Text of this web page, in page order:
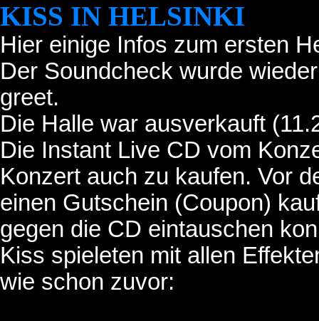
KISS IN HELSINKI
Hier einige Infos zum ersten
Der Soundcheck wurde
greet.
Die Halle war ausverkauft
Die Instant Live CD vom
Konzert auch zu kaufen. Vor
einen Gutschein (Coupon)
gegen die CD eintauschen
Kiss spieleten mit allen
wie schon zuvor: